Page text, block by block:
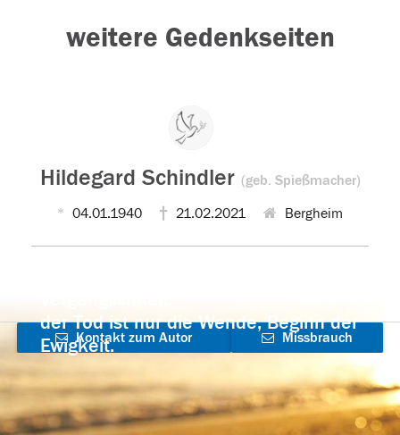
weitere Gedenkseiten
Hildegard Schindler (geb. Spießmacher)
04.01.1940 21.02.2021 Bergheim
der Tod ist nur die Wende, Beginn der
Ewigkeit.
Kontakt zum Autor
aufnehmen
Missbrauch